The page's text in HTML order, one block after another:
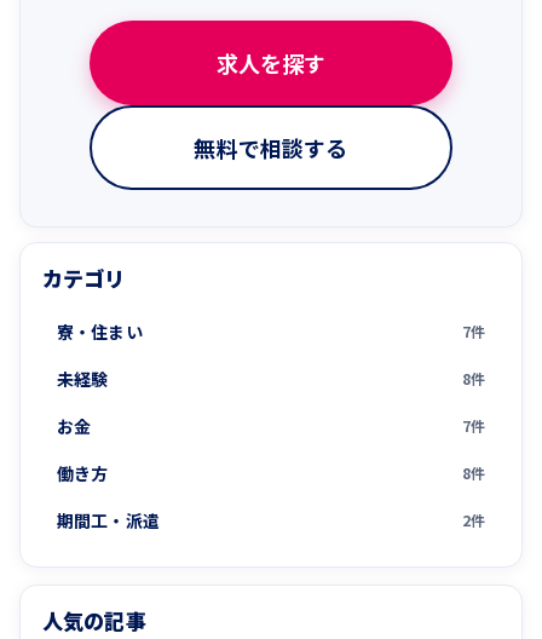
求人を探す
無料で相談する
カテゴリ
寮・住まい 7件
未経験 8件
お金 7件
働き方 8件
期間工・派遣 2件
人気の記事